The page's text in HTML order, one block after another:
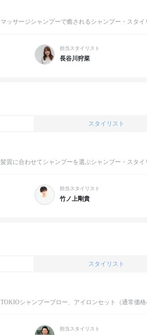
マッサージシャンプーで癒されるシャンプー・スタイ
担当スタイリスト
長谷川狩菜
スタイリスト
髪質に合わせてシャンプーを選ぶシャンプー・スタイ
担当スタイリスト
竹ノ上剛貴
スタイリスト
TOKIOシャンプーブロー、アイロンセット（通常価格
担当スタイリスト